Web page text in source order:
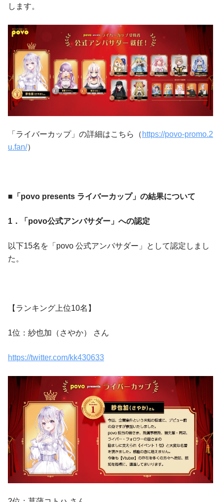
します。
「ライバーカップ」の詳細はこちら（ https://povo-promo.2
u.fan/）
■「povo presents ライバーカップ」の結果について
1．「povo公式アンバサダー」への認定
以下15名を「povo 公式アンバサダー」として認定しまし
た。
【ランキング上位10名】
1位：紗也加（さやか） さん
https://twitter.com/kk430633